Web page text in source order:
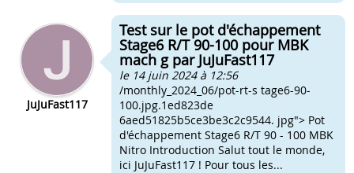
JuJuFast117
Test sur le pot d'échappement
Stage6 R/T 90-100 pour MBK
mach g par JuJuFast117
le 14 juin 2024 à 12:56
/monthly_2024_06/pot-rt-s tage6-90-
100.jpg.1ed823de
6aed51825b5ce3be3c2c9544. jpg"> Pot
d'échappement Stage6 R/T 90 - 100 MBK
Nitro Introduction Salut tout le monde,
ici JuJuFast117 ! Pour tous les...